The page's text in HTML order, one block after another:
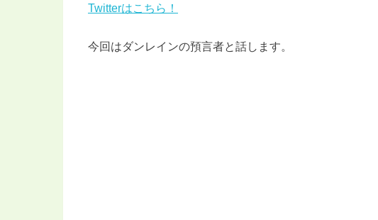
Twitterはこちら！
今回はダンレインの預言者と話します。